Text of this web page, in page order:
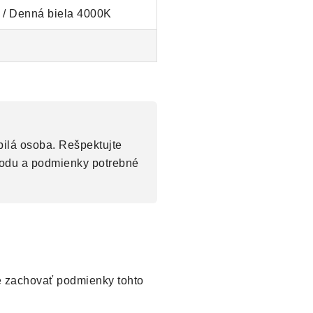
Denná biela 4000K
osoba. Rešpektujte
a podmienky potrebné
podmienky tohto